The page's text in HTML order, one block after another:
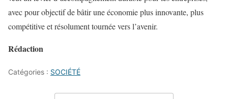
avec pour objectif de bâtir une économie plus innovante, plus
compétitive et résolument tournée vers l’avenir.
Rédaction
Catégories : SOCIÉTÉ